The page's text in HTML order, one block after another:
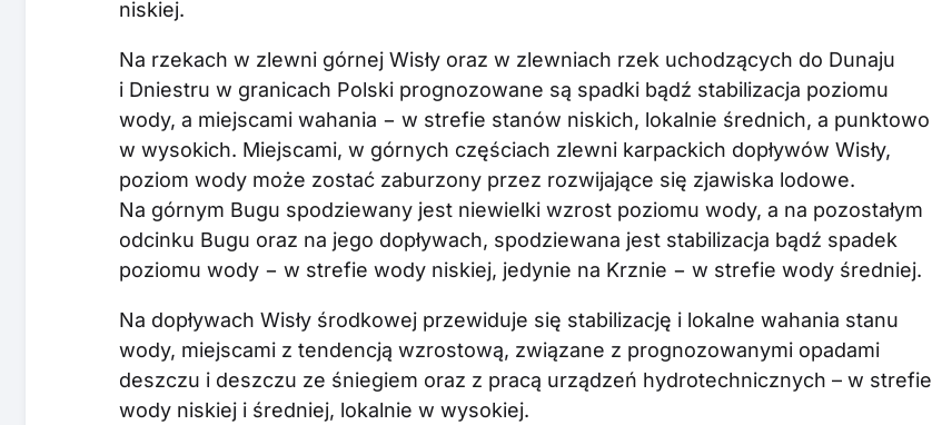
niskiej.
Na rzekach w zlewni górnej Wisły oraz w zlewniach rzek uchodzących do Dunaju
i Dniestru w granicach Polski prognozowane są spadki bądź stabilizacja poziomu
wody, a miejscami wahania − w strefie stanów niskich, lokalnie średnich, a punktowo
w wysokich. Miejscami, w górnych częściach zlewni karpackich dopływów Wisły,
poziom wody może zostać zaburzony przez rozwijające się zjawiska lodowe.
Na górnym Bugu spodziewany jest niewielki wzrost poziomu wody, a na pozostałym
odcinku Bugu oraz na jego dopływach, spodziewana jest stabilizacja bądź spadek
poziomu wody − w strefie wody niskiej, jedynie na Krznie − w strefie wody średniej.
Na dopływach Wisły środkowej przewiduje się stabilizację i lokalne wahania stanu
wody, miejscami z tendencją wzrostową, związane z prognozowanymi opadami
deszczu i deszczu ze śniegiem oraz z pracą urządzeń hydrotechnicznych – w strefie
wody niskiej i średniej, lokalnie w wysokiej.